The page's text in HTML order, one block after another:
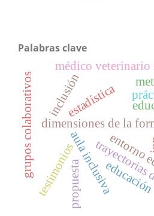
Palabras clave
dimensiones de la
aula inclusiva
inclusión
testimonios
grupos colaborativos estadística
propuesta
médico veterinario